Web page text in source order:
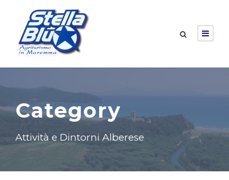
Category
Attività e Dintorni Alberese